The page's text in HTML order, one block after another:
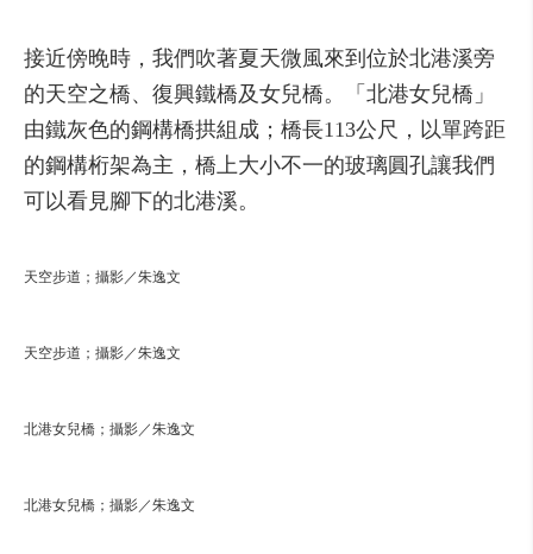
接近傍晚時，我們吹著夏天微風來到位於北港溪旁
的天空之橋、復興鐵橋及女兒橋。「北港女兒橋」
由鐵灰色的鋼構橋拱組成；橋長113公尺，以單跨距
的鋼構桁架為主，橋上大小不一的玻璃圓孔讓我們
可以看見腳下的北港溪。
天空步道；攝影／朱逸文
天空步道；攝影／朱逸文
北港女兒橋；攝影／朱逸文
北港女兒橋；攝影／朱逸文